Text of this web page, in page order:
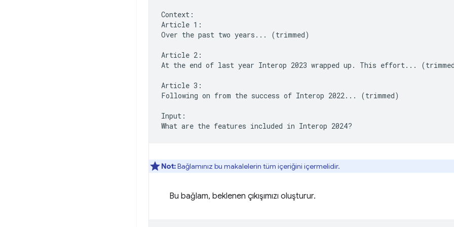
Context:
Article 1:
Over the past two years... (trimmed)
Article 2:
At the end of last year Interop 2023 wrapped up. This effort...
Article 3:
Following on from the success of Interop 2022... (trimmed)
Input:
Not:Bağlamınız bu makalelerin tüm içeriğini içermelidir.
Bu bağlam, beklenen çıkışımızı oluşturur.